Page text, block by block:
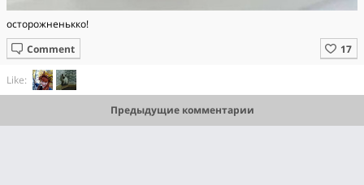
осторожненькко!
Comment
Like:
Предыдущие комментарии